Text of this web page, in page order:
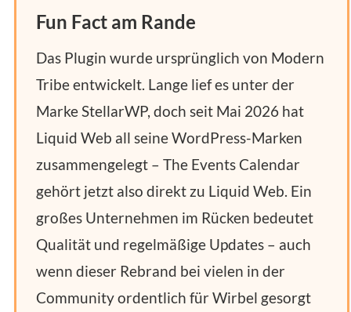
Fun Fact am Rande
Das Plugin wurde ursprünglich von Modern
Tribe entwickelt. Lange lief es unter der
Marke StellarWP, doch seit Mai 2026 hat
Liquid Web all seine WordPress-Marken
zusammengelegt – The Events Calendar
gehört jetzt also direkt zu Liquid Web. Ein
großes Unternehmen im Rücken bedeutet
Qualität und regelmäßige Updates – auch
wenn dieser Rebrand bei vielen in der
Community ordentlich für Wirbel gesorgt